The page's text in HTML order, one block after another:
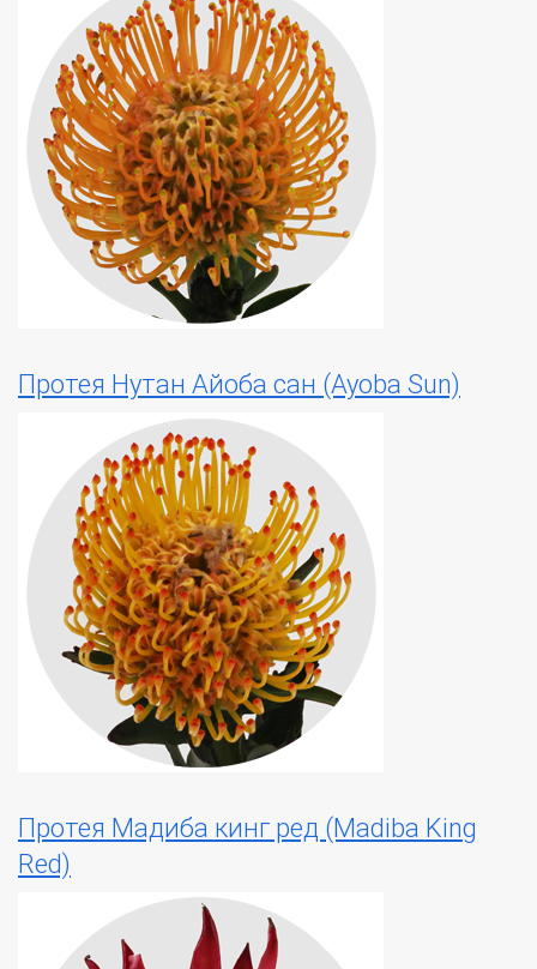
Протея Нутан Айоба сан (Ayoba Sun)
Протея Мадиба кинг ред (Madiba King
Red)